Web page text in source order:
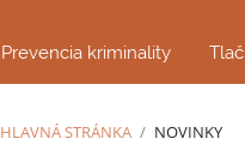
Prevencia kriminality
HLAVNÁ STRÁNKA / NOVINKY